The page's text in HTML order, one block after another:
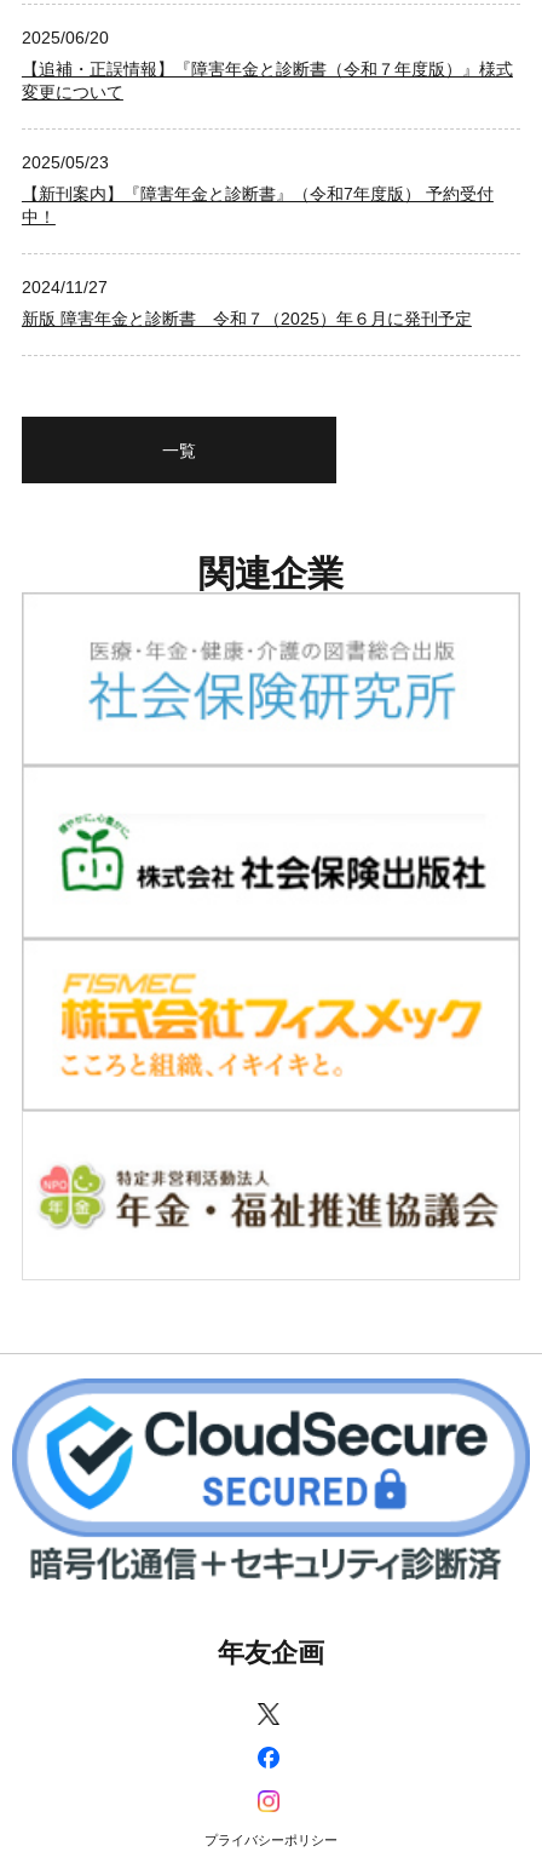
2025/06/20
【追補・正誤情報】『障害年金と診断書（令和７年度版）』様式
変更について
2025/05/23
【新刊案内】『障害年金と診断書』（令和7年度版） 予約受付
中！
2024/11/27
新版 障害年金と診断書 令和７（2025）年６月に発刊予定
一覧
関連企業
年友企画
プライバシーポリシー